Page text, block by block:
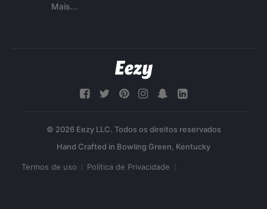
Mais...
© 2026 Eezy LLC. Todos os direitos reservados
Termos de uso Política de Privacidade